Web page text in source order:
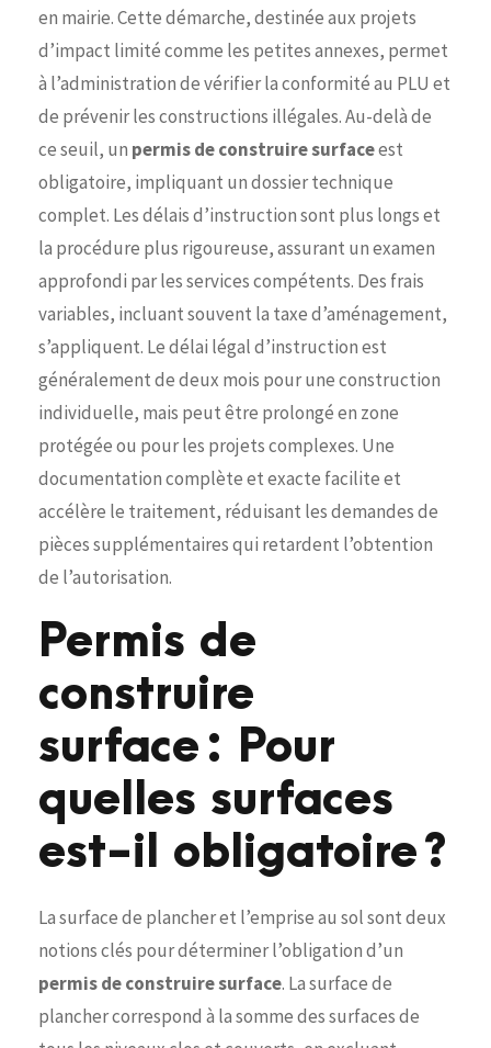
en mairie. Cette démarche, destinée aux projets
d’impact limité comme les petites annexes, permet
à l’administration de vérifier la conformité au PLU et
de prévenir les constructions illégales. Au-delà de
ce seuil, un permis de construire surfaceest
obligatoire, impliquant un dossier technique
complet. Les délais d’instruction sont plus longs et
la procédure plus rigoureuse, assurant un examen
approfondi par les services compétents. Des frais
variables, incluant souvent la taxe d’aménagement,
s’appliquent. Le délai légal d’instruction est
généralement de deux mois pour une construction
individuelle, mais peut être prolongé en zone
protégée ou pour les projets complexes. Une
documentation complète et exacte facilite et
accélère le traitement, réduisant les demandes de
pièces supplémentaires qui retardent l’obtention
de l’autorisation.
Permis de
construire
surface : Pour
quelles surfaces
est-il obligatoire ?
La surface de plancher et l’emprise au sol sont deux
notions clés pour déterminer l’obligation d’un
permis de construire surface. La surface de
plancher correspond à la somme des surfaces de